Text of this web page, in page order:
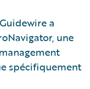
a
une
spécifiquement